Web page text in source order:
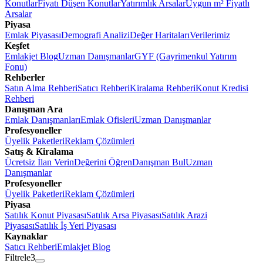
KonutlarFiyatı Düşen KonutlarYatırımlık ArsalarUygun m² Fiyatlı
Arsalar
Piyasa
Emlak PiyasasıDemografi AnaliziDeğer HaritalarıVerilerimiz
Keşfet
Emlakjet BlogUzman DanışmanlarGYF (Gayrimenkul Yatırım
Fonu)
Rehberler
Satın Alma RehberiSatıcı RehberiKiralama RehberiKonut Kredisi
Rehberi
Danışman Ara
Emlak DanışmanlarıEmlak OfisleriUzman Danışmanlar
Profesyoneller
Üyelik PaketleriReklam Çözümleri
Satış & Kiralama
Ücretsiz İlan VerinDeğerini ÖğrenDanışman BulUzman
Danışmanlar
Profesyoneller
Üyelik PaketleriReklam Çözümleri
Piyasa
Satılık Konut PiyasasıSatılık Arsa PiyasasıSatılık Arazi
PiyasasıSatılık İş Yeri Piyasası
Kaynaklar
Satıcı RehberiEmlakjet Blog
Filtrele3